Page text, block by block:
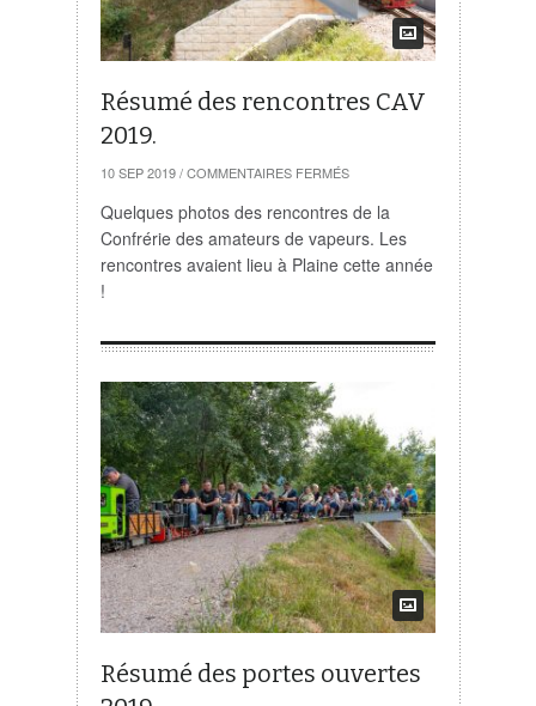
Résumé des rencontres CAV
2019.
10 SEP 2019 / COMMENTAIRES FERMÉSSUR
DES
RENCONTRES
CAV
Quelques photos des rencontres de la
Confrérie des amateurs de vapeurs. Les
rencontres avaient lieu à Plaine cette année
!
Résumé des portes ouvertes